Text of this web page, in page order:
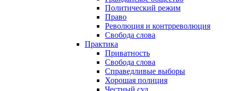
Политический режим
Право
Революция и контрреволюция
Свобода слова
Практика
Приватность
Свобода слова
Справедливые выборы
Хорошая полиция
Честный суд